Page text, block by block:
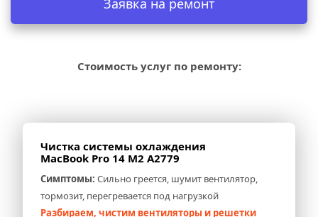
Заявка на ремонт
Стоимость услуг по ремонту:
Чистка системы охлаждения
MacBook Pro 14 M2 A2779
Симптомы: Сильно греется, шумит вентилятор,
тормозит, перегревается под нагрузкой
Разбираем, чистим вентиляторы и решетки